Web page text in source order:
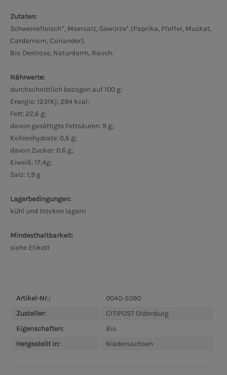
Zutaten:
Schweinefleisch*, Meersalz, Gewürze*,(Paprika, Pfeffer, Muskat,
Cardamom, Coriander),
Bio Dextrose, Naturdarm, Rauch.
Nährwerte:
durchschnittlich bezogen auf 100 g:
Energie: 1231Kj; 294 kcal;
Fett: 22,6 g;
davon gesättigte Fettsäuren: 9 g;
Kohlenhydrate: 0,6 g;
davon Zucker: 0,6 g;
Eiweiß: 17,4g;
Salz: 1,9 g
Lagerbedingungen:
kühl und trocken lagern
Mindesthaltbarkeit:
siehe Etikett
Artikel-Nr.:
0040-5090
Zusteller:
CITIPOST Oldenburg
Eigenschaften:
Bio
Hergestellt in:
Niedersachsen